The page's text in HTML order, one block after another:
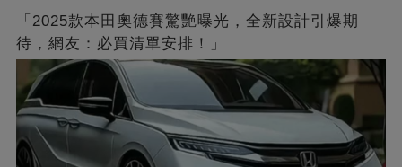
「2025款本田奧德賽驚艷曝光，全新設計引爆期
待，網友：必買清單安排！」